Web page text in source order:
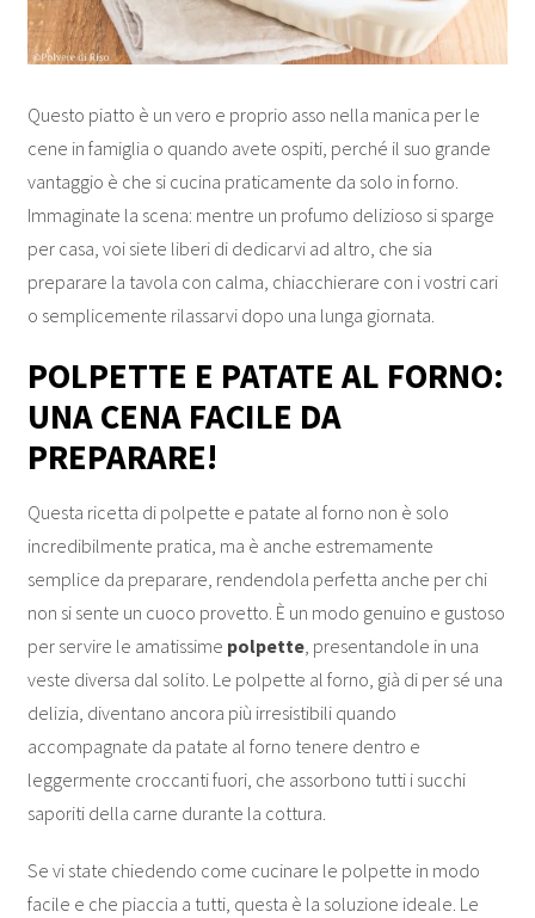
Questo piatto è un vero e proprio asso nella manica per le
cene in famiglia o quando avete ospiti, perché il suo grande
vantaggio è che si cucina praticamente da solo in forno.
Immaginate la scena: mentre un profumo delizioso si sparge
per casa, voi siete liberi di dedicarvi ad altro, che sia
preparare la tavola con calma, chiacchierare con i vostri cari
o semplicemente rilassarvi dopo una lunga giornata.
POLPETTE E PATATE AL FORNO:
UNA CENA FACILE DA
PREPARARE!
Questa ricetta di polpette e patate al forno non è solo
incredibilmente pratica, ma è anche estremamente
semplice da preparare, rendendola perfetta anche per chi
non si sente un cuoco provetto. È un modo genuino e gustoso
per servire le amatissime polpette, presentandole in una
veste diversa dal solito. Le polpette al forno, già di per sé una
delizia, diventano ancora più irresistibili quando
accompagnate da patate al forno tenere dentro e
leggermente croccanti fuori, che assorbono tutti i succhi
saporiti della carne durante la cottura.
Se vi state chiedendo come cucinare le polpette in modo
facile e che piaccia a tutti, questa è la soluzione ideale. Le